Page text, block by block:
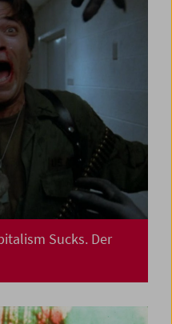
Sucks. Der